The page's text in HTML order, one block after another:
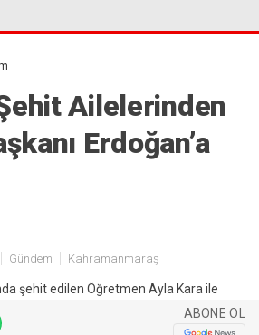
Ailelerinden
Erdoğan’a
Gündem Kahramanmaraş
ABONE OL